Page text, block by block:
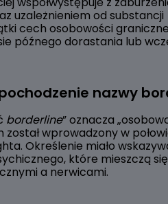
uzależnieniem od substancji
cech osobowości
późnego dorastania lub
nazwy
borderline” oznacza
wprowadzony w
Określenie miało
które mieszczą
a nerwicami.